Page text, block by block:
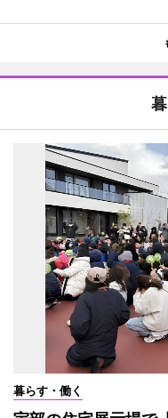
暮らす・働く